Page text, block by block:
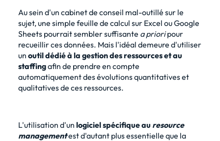
Au sein d'un cabinet de conseil mal-outillé sur le
sujet, une simple feuille de calcul sur Excel ou Google
Sheets pourrait sembler suffisante a prioripour
recueillir ces données. Mais l'idéal demeure d'utiliser
un outil dédié à la gestion des ressources et au
staffingafin de prendre en compte
automatiquement des évolutions quantitatives et
qualitatives de ces ressources.
L'utilisation d'un logiciel spécifique au resource
managementest d'autant plus essentielle que la